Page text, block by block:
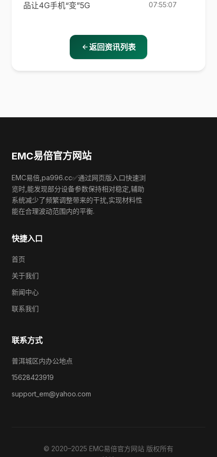
品让4G手机“变”5G
07:55:07
返回资讯列表
EMC易倍官方网站
EMC易倍,pa996.cc✅通过网页版入口快速浏
览时,能发现部分设备参数保持相对稳定,辅助
系统减少了频繁调整带来的干扰,实现材料性
能在合理波动范围内的平衡.
快捷入口
首页
关于我们
新闻中心
联系我们
联系方式
普洱城区内办公地点
15628423919
support_em@yahoo.com
© 2020–2025 EMC易倍官方网站 版权所有